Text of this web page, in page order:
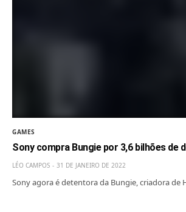
GAMES
Sony compra Bungie por 3,6 bilhões de
LÉO CAMPOS 31 DE JANEIRO DE 2022
Sony agora é detentora da Bungie, criadora de